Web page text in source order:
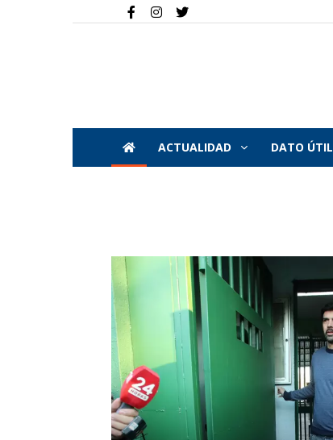
ACTUALIDAD DATO ÚTIL